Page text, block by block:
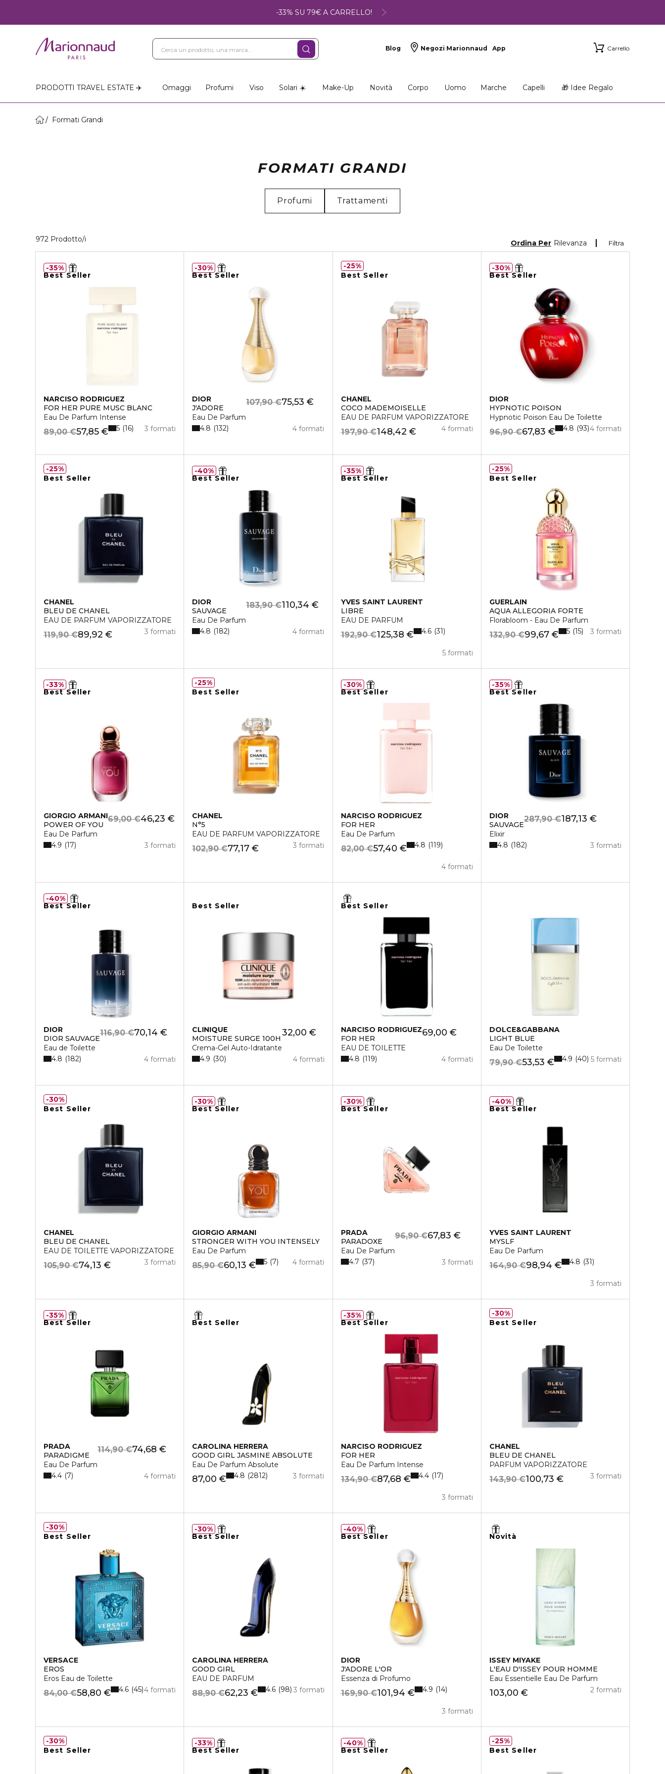
-33% SU 79€ A CARRELLO!
Blog Negozi Marionnaud App Carrello
PRODOTTI TRAVEL ESTATE ✈️ Omaggi Profumi Viso Solari ☀️ Make-Up Novità Corpo Uomo Marche Capelli 🎁 Idee Regalo
Formati Grandi
FORMATI GRANDI
Profumi Trattamenti
972 Prodotto/i Filtra
Ordina Per Rilevanza
Best Seller
NARCISO RODRIGUEZ
FOR HER PURE MUSC BLANC
Eau De Parfum Intense
57,85 €
89,00 € 3 formati
5 16
35%
Best Seller
DIOR
J'ADORE
Eau De Parfum
75,53 €
107,90 €
4 formati
4.8 132
30%
Best Seller
CHANEL
COCO MADEMOISELLE
EAU DE PARFUM VAPORIZZATORE
148,42 €
197,90 € 4 formati
25%
Best Seller
DIOR
HYPNOTIC POISON
Hypnotic Poison Eau De Toilette
67,83 €
96,90 € 4 formati
4.8 93
30%
Best Seller
CHANEL
BLEU DE CHANEL
EAU DE PARFUM VAPORIZZATORE
89,92 €
119,90 € 3 formati
25%
Best Seller
DIOR
SAUVAGE
Eau De Parfum
110,34 €
183,90 €
4 formati
4.8 182
40%
Best Seller
YVES SAINT LAURENT
LIBRE
EAU DE PARFUM
125,38 €
192,90 €
5 formati
4.6 31
35%
Best Seller
GUERLAIN
AQUA ALLEGORIA FORTE
Florabloom - Eau De Parfum
99,67 €
132,90 € 3 formati
5 15
25%
Best Seller
GIORGIO ARMANI
POWER OF YOU
Eau De Parfum
46,23 €
69,00 €
3 formati
4.9 17
33%
Best Seller
CHANEL
N°5
EAU DE PARFUM VAPORIZZATORE
77,17 €
102,90 € 3 formati
25%
Best Seller
NARCISO RODRIGUEZ
FOR HER
Eau De Parfum
57,40 €
82,00 €
4 formati
4.8 119
30%
Best Seller
DIOR
SAUVAGE
Elixir
187,13 €
287,90 €
3 formati
4.8 182
35%
Best Seller
DIOR
DIOR SAUVAGE
Eau de Toilette
70,14 €
116,90 €
4 formati
4.8 182
40%
Best Seller
CLINIQUE
MOISTURE SURGE 100H
Crema-Gel Auto-Idratante
32,00 €
4 formati
4.9 30
Best Seller
NARCISO RODRIGUEZ
FOR HER
EAU DE TOILETTE
69,00 €
4 formati
4.8 119
DOLCE&GABBANA
LIGHT BLUE
Eau De Toilette
53,53 €
79,90 € 5 formati
4.9 40
Best Seller
CHANEL
BLEU DE CHANEL
EAU DE TOILETTE VAPORIZZATORE
74,13 €
105,90 € 3 formati
30%
Best Seller
GIORGIO ARMANI
STRONGER WITH YOU INTENSELY
Eau De Parfum
60,13 €
85,90 € 4 formati
5 7
30%
Best Seller
PRADA
PARADOXE
Eau De Parfum
67,83 €
96,90 €
3 formati
4.7 37
30%
Best Seller
YVES SAINT LAURENT
MYSLF
Eau De Parfum
98,94 €
164,90 €
3 formati
4.8 31
40%
Best Seller
PRADA
PARADIGME
Eau De Parfum
74,68 €
114,90 €
4 formati
4.4 7
35%
Best Seller
CAROLINA HERRERA
GOOD GIRL JASMINE ABSOLUTE
Eau De Parfum Absolute
87,00 € 3 formati
4.8 2812
Best Seller
NARCISO RODRIGUEZ
FOR HER
Eau De Parfum Intense
87,68 €
134,90 €
3 formati
4.4 17
35%
Best Seller
CHANEL
BLEU DE CHANEL
PARFUM VAPORIZZATORE
100,73 €
143,90 € 3 formati
30%
Best Seller
VERSACE
EROS
Eros Eau de Toilette
58,80 €
84,00 € 4 formati
4.6 45
30%
Best Seller
CAROLINA HERRERA
GOOD GIRL
EAU DE PARFUM
62,23 €
88,90 € 3 formati
4.6 98
30%
Best Seller
DIOR
J'ADORE L'OR
Essenza di Profumo
101,94 €
169,90 €
3 formati
4.9 14
40%
Novità
ISSEY MIYAKE
L'EAU D'ISSEY POUR HOMME
Eau Essentielle Eau De Parfum
103,00 € 2 formati
Best Seller
30%
Best Seller
33%
Best Seller
40%
Best Seller
25%